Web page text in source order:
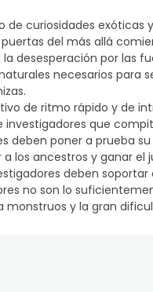
de curiosidades
del más allá
desesperación por las
necesarios para
de ritmo rápido y de
investigadores que
deben poner a prueba
los ancestros y ganar el
deben
no son lo
y la gran